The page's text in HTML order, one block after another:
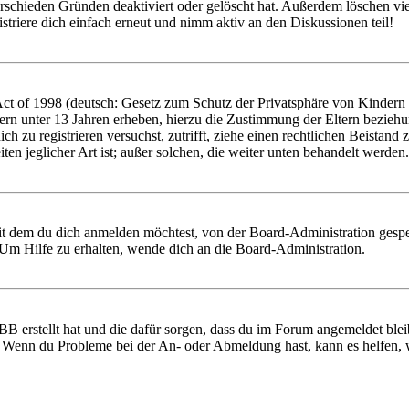
Gründen deaktiviert oder gelöscht hat. Außerdem löschen
dich einfach erneut und nimm aktiv an den Diskussionen teil!
of 1998 (deutsch: Gesetz zum Schutz der Privatsphäre von
unter 13 Jahren erheben, hierzu die Zustimmung der Eltern
zu registrieren versuchst, zutrifft, ziehe einen rechtlichen Beistand
jeglicher Art ist; außer solchen, die weiter unten behandelt werden.
dem du dich anmelden möchtest, von der Board-Administration
Hilfe zu erhalten, wende dich an die Board-Administration.
erstellt hat und die dafür sorgen, dass du im Forum angemeldet
du Probleme bei der An- oder Abmeldung hast, kann es